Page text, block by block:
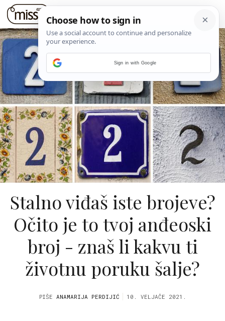
Stalno viđaš iste brojeve?
Očito je to tvoj anđeoski
broj - znaš li kakvu ti
životnu poruku šalje?
PIŠE ANAMARIJA PERDIJIĆ 10. VELJAČE 2021.
Sign in with Google